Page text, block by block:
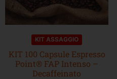
KIT ASSAGGIO
KIT 100 Capsule Espresso
Point® FAP Intenso –
Decaffeinato